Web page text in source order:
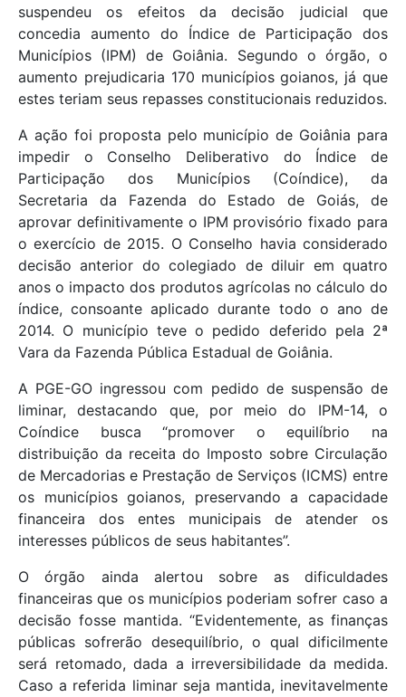
suspendeu os efeitos da decisão judicial que
concedia aumento do Índice de Participação dos
Municípios (IPM) de Goiânia. Segundo o órgão, o
aumento prejudicaria 170 municípios goianos, já que
estes teriam seus repasses constitucionais reduzidos.
A ação foi proposta pelo município de Goiânia para
impedir o Conselho Deliberativo do Índice de
Participação dos Municípios (Coíndice), da
Secretaria da Fazenda do Estado de Goiás, de
aprovar definitivamente o IPM provisório fixado para
o exercício de 2015. O Conselho havia considerado
decisão anterior do colegiado de diluir em quatro
anos o impacto dos produtos agrícolas no cálculo do
índice, consoante aplicado durante todo o ano de
2014. O município teve o pedido deferido pela 2ª
Vara da Fazenda Pública Estadual de Goiânia.
A PGE-GO ingressou com pedido de suspensão de
liminar, destacando que, por meio do IPM-14, o
Coíndice busca “promover o equilíbrio na
distribuição da receita do Imposto sobre Circulação
de Mercadorias e Prestação de Serviços (ICMS) entre
os municípios goianos, preservando a capacidade
financeira dos entes municipais de atender os
interesses públicos de seus habitantes”.
O órgão ainda alertou sobre as dificuldades
financeiras que os municípios poderiam sofrer caso a
decisão fosse mantida. “Evidentemente, as finanças
públicas sofrerão desequilíbrio, o qual dificilmente
será retomado, dada a irreversibilidade da medida.
Caso a referida liminar seja mantida, inevitavelmente